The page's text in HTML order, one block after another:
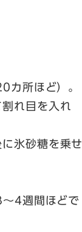
カ所ほど）。
れ目を入れ
氷砂糖を乗せ
4週間ほどで